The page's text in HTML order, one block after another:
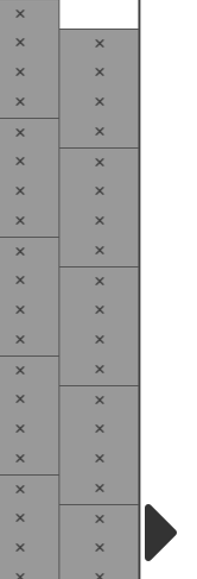
×
×
×
×
×
×
×
×
×
×
×
×
×
×
×
×
×
×
×
×
×
×
×
×
×
×
×
×
×
×
×
×
×
×
×
×
×